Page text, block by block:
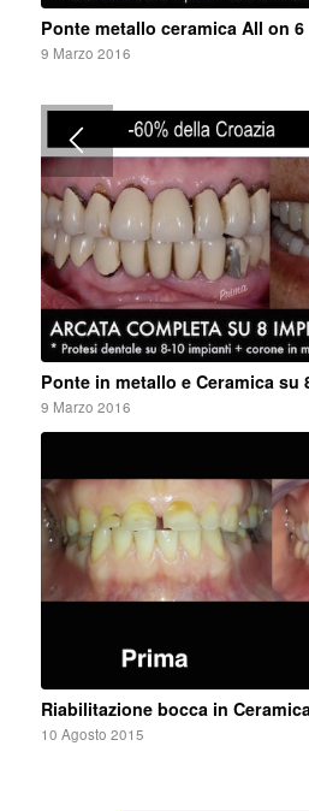
Ponte metallo ceramica All on 6
9 Marzo 2016
Ponte in metallo e Ceramica su
9 Marzo 2016
Riabilitazione bocca in
10 Agosto 2015